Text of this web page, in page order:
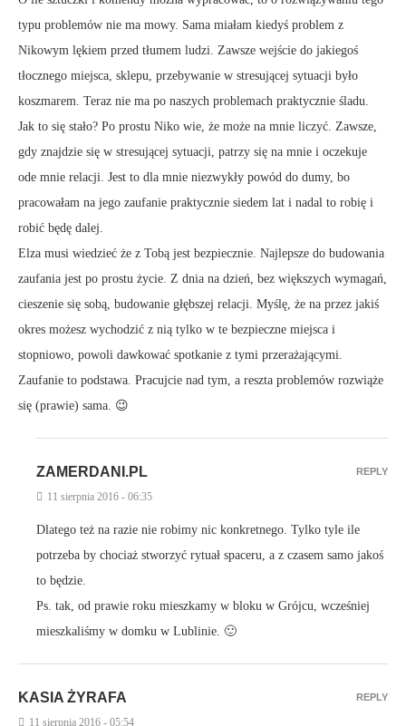
typu problemów nie ma mowy. Sama miałam kiedyś problem z
Nikowym lękiem przed tłumem ludzi. Zawsze wejście do jakiegoś
tłocznego miejsca, sklepu, przebywanie w stresującej sytuacji było
koszmarem. Teraz nie ma po naszych problemach praktycznie śladu.
Jak to się stało? Po prostu Niko wie, że może na mnie liczyć. Zawsze,
gdy znajdzie się w stresującej sytuacji, patrzy się na mnie i oczekuje
ode mnie relacji. Jest to dla mnie niezwykły powód do dumy, bo
pracowałam na jego zaufanie praktycznie siedem lat i nadal to robię i
robić będę dalej.
Elza musi wiedzieć że z Tobą jest bezpiecznie. Najlepsze do budowania
zaufania jest po prostu życie. Z dnia na dzień, bez większych wymagań,
cieszenie się sobą, budowanie głębszej relacji. Myślę, że na przez jakiś
okres możesz wychodzić z nią tylko w te bezpieczne miejsca i
stopniowo, powoli dawkować spotkanie z tymi przerażającymi.
Zaufanie to podstawa. Pracujcie nad tym, a reszta problemów rozwiąże
się (prawie) sama. 😉
ZAMERDANI.PL
11 sierpnia 2016 - 06:35
Dlatego też na razie nie robimy nic konkretnego. Tylko tyle ile
potrzeba by chociaż stworzyć rytuał spaceru, a z czasem samo jakoś
to będzie.
Ps. tak, od prawie roku mieszkamy w bloku w Grójcu, wcześniej
mieszkaliśmy w domku w Lublinie. 🙂
REPLY
KASIA ŻYRAFA
11 sierpnia 2016 - 05:54
REPLY